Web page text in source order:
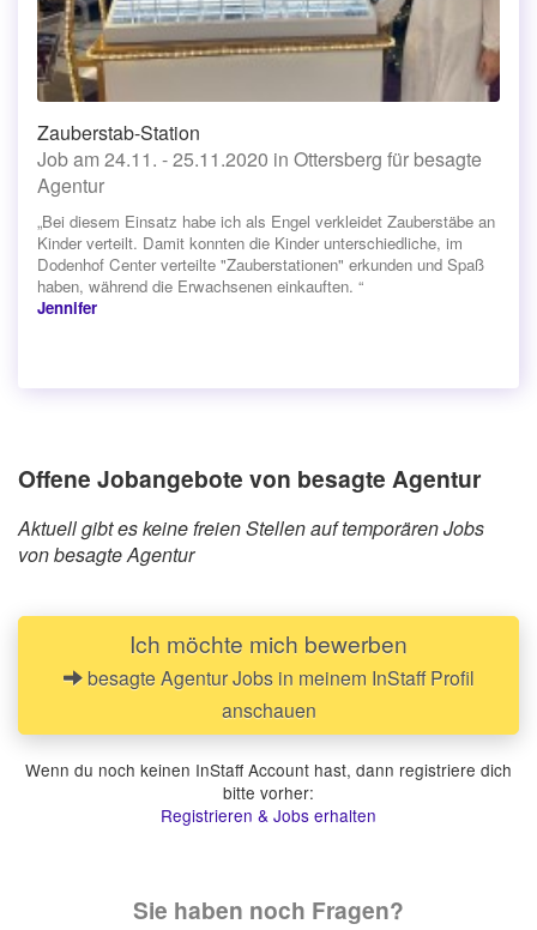
Zauberstab-Station
Job am 24.11. - 25.11.2020 in Ottersberg für besagte
Agentur
„Bei diesem Einsatz habe ich als Engel verkleidet Zauberstäbe an
Kinder verteilt. Damit konnten die Kinder unterschiedliche, im
Dodenhof Center verteilte "Zauberstationen" erkunden und Spaß
haben, während die Erwachsenen einkauften. “
Jennifer
Offene Jobangebote von besagte Agentur
Aktuell gibt es keine freien Stellen auf temporären Jobs
von besagte Agentur
Ich möchte mich bewerben
besagte Agentur Jobs in meinem InStaff Profil
anschauen
Wenn du noch keinen InStaff Account hast, dann registriere dich
bitte vorher:
Registrieren & Jobs erhalten
Sie haben noch Fragen?